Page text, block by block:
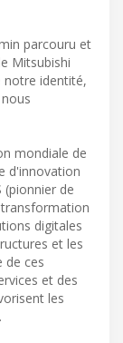
parcouru et
Mitsubishi
notre identité,
mondiale de
d'innovation
(pionnier de
digitales
et les
de ces
et des
les